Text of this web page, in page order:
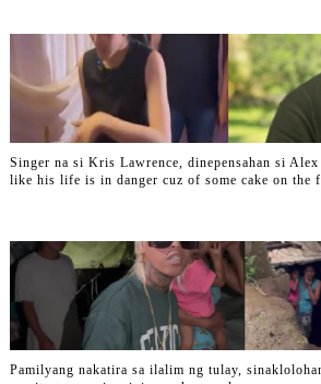
Singer na si Kris Lawrence, dinepensahan si
like his life is in danger cuz of some cake on the
Pamilyang nakatira sa ilalim ng tulay,